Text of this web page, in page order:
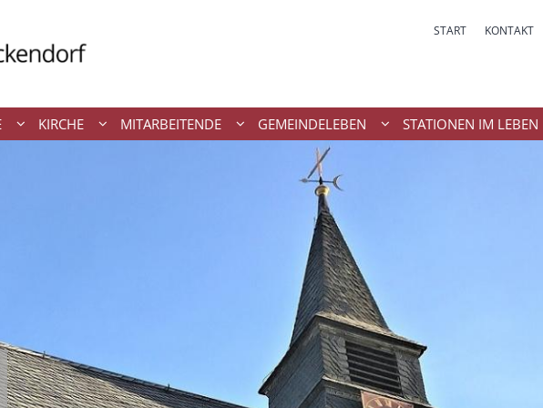
START KONTAKT
KIRCHE MITARBEITENDE GEMEINDELEBEN STATIONEN IM LEBEN